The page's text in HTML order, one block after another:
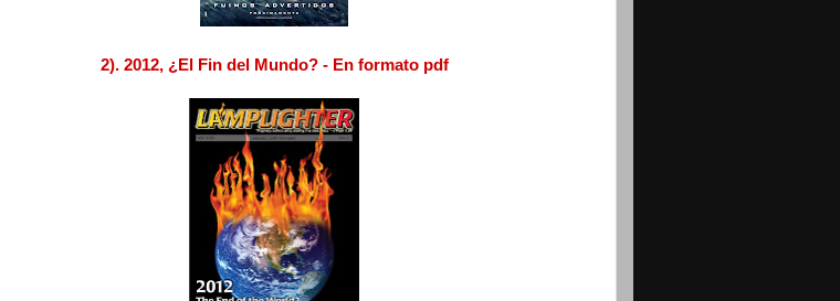
2). 2012, ¿El Fin del Mundo? - En formato pdf